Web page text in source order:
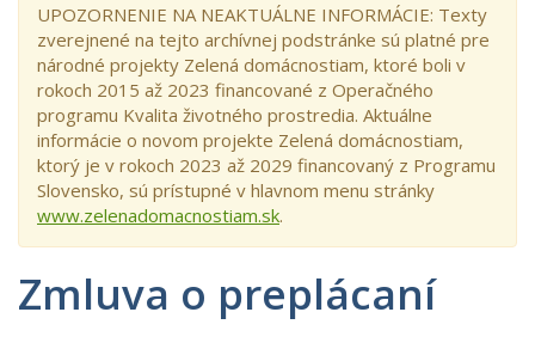
UPOZORNENIE NA NEAKTUÁLNE INFORMÁCIE: Texty
zverejnené na tejto archívnej podstránke sú platné pre
národné projekty Zelená domácnostiam, ktoré boli v
rokoch 2015 až 2023 financované z Operačného
programu Kvalita životného prostredia. Aktuálne
informácie o novom projekte Zelená domácnostiam,
ktorý je v rokoch 2023 až 2029 financovaný z Programu
Slovensko, sú prístupné v hlavnom menu stránky
www.zelenadomacnostiam.sk.
Zmluva o preplácaní